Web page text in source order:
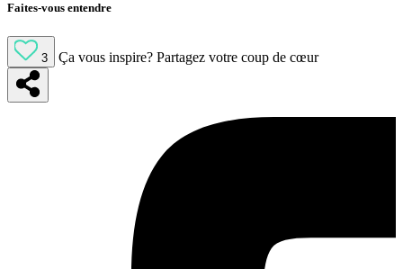
Faites-vous entendre
3 Ça vous inspire? Partagez votre coup de cœur